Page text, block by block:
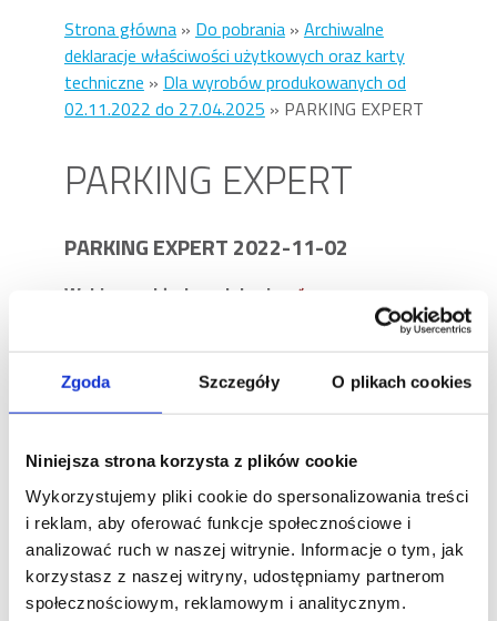
Zgoda Szczegóły O plikach cookies
Niniejsza strona korzysta z plików cookie
Wykorzystujemy pliki cookie do spersonalizowania treści
i reklam, aby oferować funkcje społecznościowe i
analizować ruch w naszej witrynie. Informacje o tym, jak
korzystasz z naszej witryny, udostępniamy partnerom
społecznościowym, reklamowym i analitycznym.
Strona główna» Do pobrania» Archiwalne
deklaracje właściwości użytkowych oraz karty
techniczne » Dla wyrobów produkowanych od
02.11.2022 do 27.04.2025 » PARKING EXPERT
PARKING EXPERT
PARKING EXPERT 2022-11-02
Wybierz zakład produkcyjny *
Podaj grubość
Wybierz język